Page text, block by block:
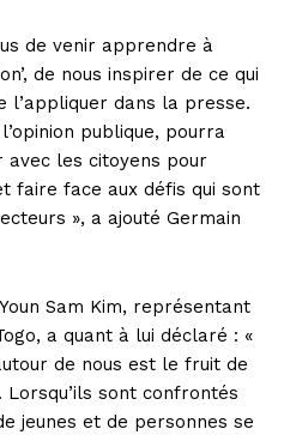
de venir apprendre à
de nous inspirer de ce qui
l’appliquer dans la presse.
publique, pourra
avec les citoyens pour
faire face aux défis qui sont
», a ajouté Germain
Sam Kim, représentant
a quant à lui déclaré : «
de nous est le fruit de
Lorsqu’ils sont confrontés
jeunes et de personnes se